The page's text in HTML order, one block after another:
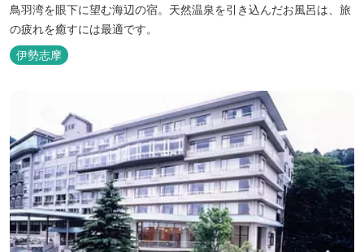
鳥羽湾を眼下に望む海辺の宿。天然温泉を引き込んだお風呂は、旅
の疲れを癒すには最適です。
伊勢志摩